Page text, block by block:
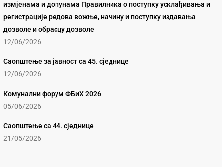
измјенама и допунама Правилника о поступку усклађивања и
регистрације редова вожње, начину и поступку издавања
дозволе и обрасцу дозволе
12/06/2026
Саопштење за јавност са 45. сједнице
12/06/2026
Комунални форум ФБиХ 2026
05/06/2026
Саопштење са 44. сједнице
21/05/2026